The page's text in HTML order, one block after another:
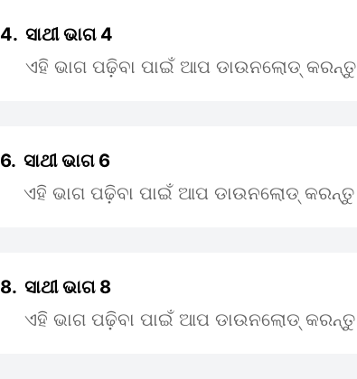
4. ସାଥୀ ଭାଗ 4
ଏହି ଭାଗ ପଢ଼ିବା ପାଇଁ ଆପ ଡାଉନଲୋଡ୍ କରନ୍ତୁ
6. ସାଥୀ ଭାଗ 6
ଏହି ଭାଗ ପଢ଼ିବା ପାଇଁ ଆପ ଡାଉନଲୋଡ୍ କରନ୍ତୁ
8. ସାଥୀ ଭାଗ 8
ଏହି ଭାଗ ପଢ଼ିବା ପାଇଁ ଆପ ଡାଉନଲୋଡ୍ କରନ୍ତୁ